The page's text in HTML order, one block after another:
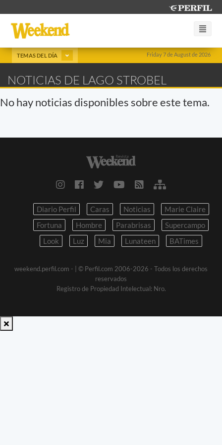
Friday 7 de August de 2026
TEMAS DEL DÍA
NOTICIAS DE LAGO STROBEL
No hay noticias disponibles sobre este tema.
Diario Perfil Caras Noticias
Marie Claire
Fortuna
Hombre Parabrisas
Supercampo
Look
Luz Mia Lunateen BATimes
weekend.perfil.com -
| © Perfil.com 2006-2026 - Todos los derechos
reservados
Registro de Propiedad Intelectual: Nro.